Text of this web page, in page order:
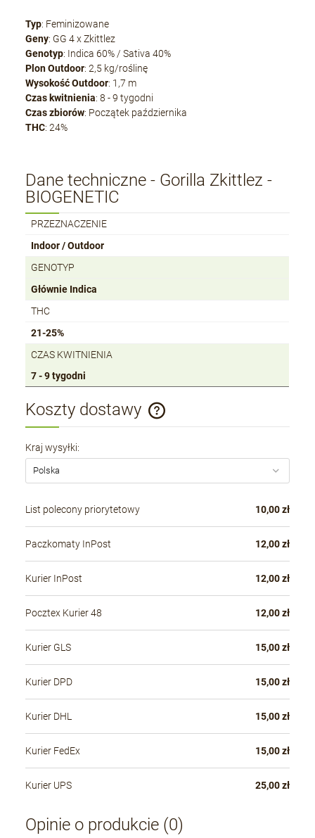
Typ: Feminizowane
Geny: GG 4 x Zkittlez
Genotyp: Indica 60% / Sativa 40%
Plon Outdoor: 2,5 kg/roślinę
Wysokość Outdoor: 1,7 m
Czas kwitnienia: 8 - 9 tygodni
Czas zbiorów: Początek października
THC: 24%
Dane techniczne - Gorilla Zkittlez -
BIOGENETIC
PRZEZNACZENIE
Indoor / Outdoor
GENOTYP
Głównie Indica
THC
21-25%
CZAS KWITNIENIA
7 - 9 tygodni
Koszty dostawy
Cena nie zawiera ewentualnych kosztów płatności
Kraj wysyłki:
List polecony priorytetowy 10,00 zł
Paczkomaty InPost 12,00 zł
Kurier InPost 12,00 zł
Pocztex Kurier 48 12,00 zł
Kurier GLS 15,00 zł
Kurier DPD 15,00 zł
Kurier DHL 15,00 zł
Kurier FedEx 15,00 zł
Kurier UPS 25,00 zł
Opinie o produkcie (0)